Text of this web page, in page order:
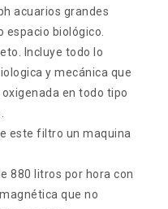
acuarios grandes
biológico.
Incluye todo lo
y mecánica que
en todo tipo
este filtro un maquina
880 litros por hora con
que no